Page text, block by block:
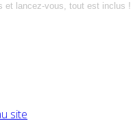
et lancez-vous, tout est inclus !
site